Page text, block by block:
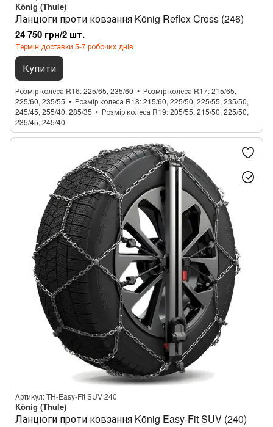
König (Thule)
Ланцюги проти ковзання König Reflex Cross (246)
24 750 грн/2 шт.
Термін доставки 5-7 робочих днів
Купити
Розмір колеса R16 225/65, 235/60 Розмір колеса R17 215/65,
225/60, 235/55
Розмір колеса R18 215/60, 225/50, 225/55, 235/50,
245/45, 255/40, 285/35
Розмір колеса R19 205/55, 215/50, 225/50,
235/45, 245/40
Артикул: TH-Easy-Fit SUV 240
König (Thule)
Ланцюги проти ковзання König Easy-Fit SUV (240)